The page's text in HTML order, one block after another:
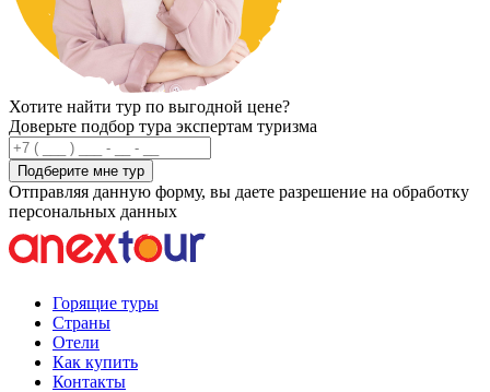
Хотите найти тур по выгодной цене?
Доверьте подбор тура экспертам туризма
Подберите мне тур
Отправляя данную форму, вы даете разрешение на обработку
персональных данных
Горящие туры
Страны
Отели
Как купить
Контакты